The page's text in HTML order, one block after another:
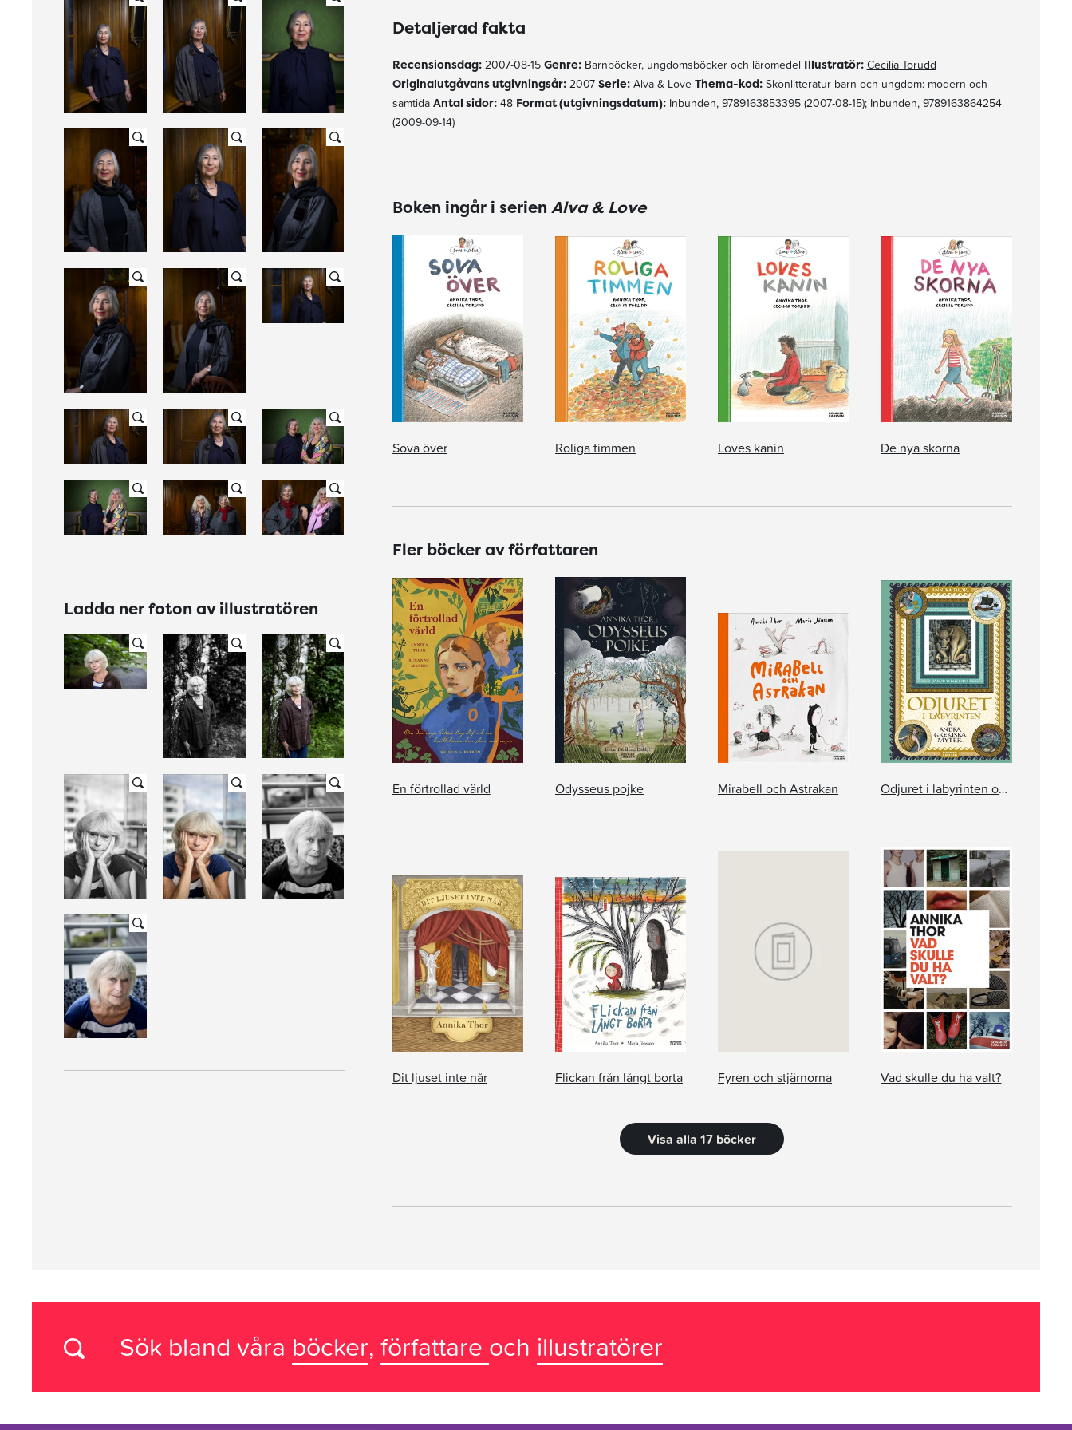
Ladda ner foton av illustratören
Detaljerad fakta
Recensionsdag:2007-08-15 Genre:Barnböcker, ungdomsböcker och läromedel Illustratör: Cecilia Torudd
Originalutgåvans utgivningsår:2007 Serie:Alva & Love Thema-kod:Skönlitteratur barn och ungdom: modern och
samtida Antal sidor:48 Format (utgivningsdatum):Inbunden, 9789163853395 (2007-08-15); Inbunden, 9789163864254
(2009-09-14)
Boken ingår i serien Alva & Love
Sova över Roliga timmen Loves kanin De nya skorna
Fler böcker av författaren
En förtrollad värld Odysseus pojke Mirabell och Astrakan Odjuret i labyrinten och andra grekiska myter
Dit ljuset inte når Flickan från långt borta Fyren och stjärnorna Vad skulle du ha valt?
Visa alla 17 böcker
Sök bland våra böcker,författare och illustratörer